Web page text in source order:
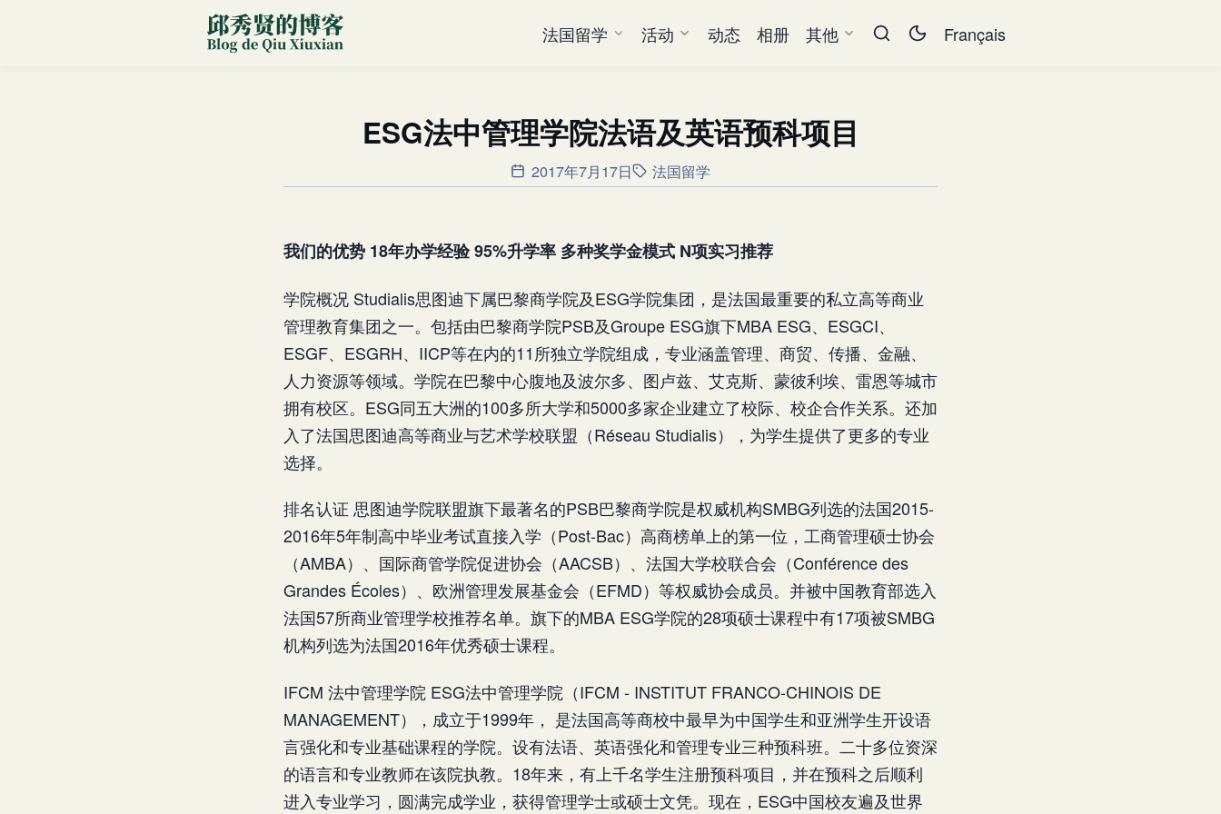
法国留学 活动 动态 相册 其他 Français
ESG法中管理学院法语及英语预科项目
2017年7月17日 法国留学
我们的优势 18年办学经验95%升学率 多种奖学金模式 N项实习推荐
学院概况 Studialis思图迪下属巴黎商学院及ESG学院集团，是法国最重要的私立高等商业
管理教育集团之一。包括由巴黎商学院PSB及Groupe ESG旗下MBA ESG、ESGCI、
ESGF、ESGRH、IICP等在内的11所独立学院组成，专业涵盖管理、商贸、传播、金融、
人力资源等领域。学院在巴黎中心腹地及波尔多、图卢兹、艾克斯、蒙彼利埃、雷恩等城市
拥有校区。ESG同五大洲的100多所大学和5000多家企业建立了校际、校企合作关系。还加
入了法国思图迪高等商业与艺术学校联盟（Réseau Studialis），为学生提供了更多的专业
选择。
排名认证 思图迪学院联盟旗下最著名的PSB巴黎商学院是权威机构SMBG列选的法国2015-
2016年5年制高中毕业考试直接入学（Post-Bac）高商榜单上的第一位，工商管理硕士协会
（AMBA）、国际商管学院促进协会（AACSB）、法国大学校联合会（Conférence des
Grandes Écoles）、欧洲管理发展基金会（EFMD）等权威协会成员。并被中国教育部选入
法国57所商业管理学校推荐名单。旗下的MBA ESG学院的28项硕士课程中有17项被SMBG
机构列选为法国2016年优秀硕士课程。
IFCM 法中管理学院 ESG法中管理学院（IFCM - INSTITUT FRANCO-CHINOIS DE
MANAGEMENT），成立于1999年， 是法国高等商校中最早为中国学生和亚洲学生开设语
言强化和专业基础课程的学院。设有法语、英语强化和管理专业三种预科班。二十多位资深
的语言和专业教师在该院执教。18年来，有上千名学生注册预科项目，并在预科之后顺利
进入专业学习，圆满完成学业，获得管理学士或硕士文凭。现在，ESG中国校友遍及世界